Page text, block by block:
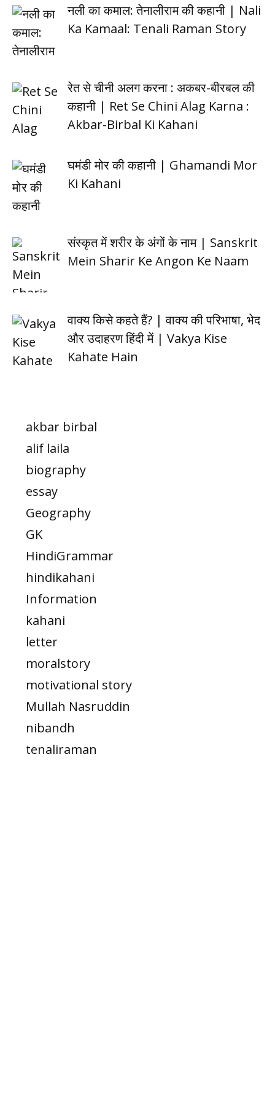
नली का कमाल: तेनालीराम की कहानी | Nali
Ka Kamaal: Tenali Raman Story
रेत से चीनी अलग करना : अकबर-बीरबल की
कहानी | Ret Se Chini Alag Karna :
Akbar-Birbal Ki Kahani
घमंडी मोर की कहानी | Ghamandi Mor
Ki Kahani
संस्कृत में शरीर के अंगों के नाम | Sanskrit
Mein Sharir Ke Angon Ke Naam
वाक्य किसे कहते हैं? | वाक्य की परिभाषा, भेद
और उदाहरण हिंदी में | Vakya Kise
Kahate Hain
akbar birbal
alif laila
biography
essay
Geography
GK
HindiGrammar
hindikahani
Information
kahani
letter
moralstory
motivational story
Mullah Nasruddin
nibandh
tenaliraman